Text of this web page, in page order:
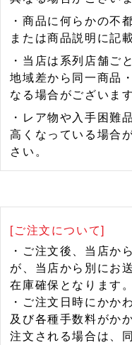
・商品に何らかの不
または商品説明に記
・当店は系列店舗ご
地域差から同一商品
なる場合がございます
・レア物や入手困難
高くなっている場合
さい。
[ご注文について]
・ご注文後、当店か
が、当店から別にお
在庫確保となります。
・ご注文日時にかか
及び各種手数料がか
注文される場合は、